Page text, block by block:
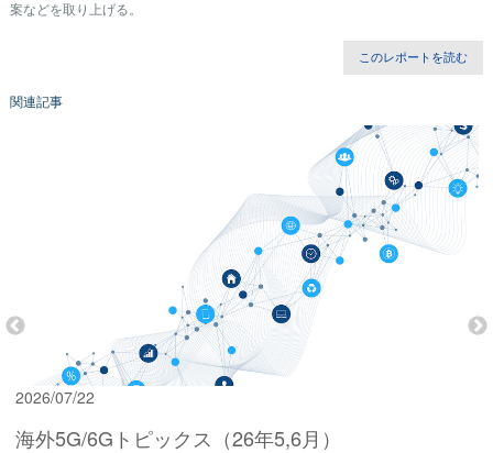
案などを取り上げる。
このレポートを読む
関連記事
2026/07/22
海外5G/6Gトピックス（26年5,6月）